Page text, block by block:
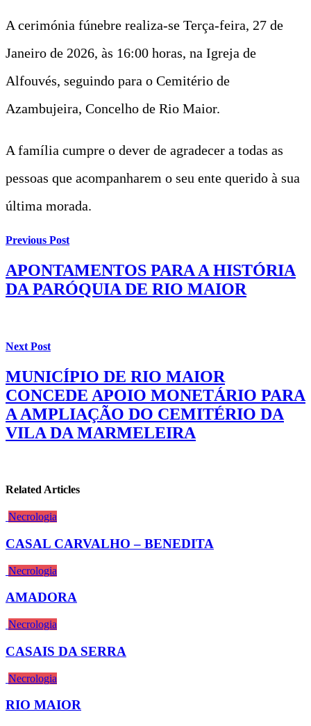
A cerimónia fúnebre realiza-se Terça-feira, 27 de
Janeiro de 2026, às 16:00 horas, na Igreja de
Alfouvés, seguindo para o Cemitério de
Azambujeira, Concelho de Rio Maior.
A família cumpre o dever de agradecer a todas as
pessoas que acompanharem o seu ente querido à sua
última morada.
Previous Post
APONTAMENTOS PARA A HISTÓRIA
DA PARÓQUIA DE RIO MAIOR
Next Post
MUNICÍPIO DE RIO MAIOR
CONCEDE APOIO MONETÁRIO PARA
A AMPLIAÇÃO DO CEMITÉRIO DA
VILA DA MARMELEIRA
Related Articles
Necrologia
CASAL CARVALHO – BENEDITA
Necrologia
AMADORA
Necrologia
CASAIS DA SERRA
Necrologia
RIO MAIOR